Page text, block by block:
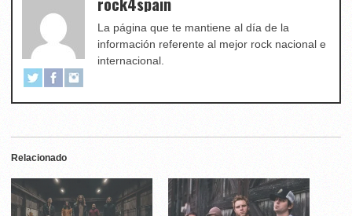
La página que te mantiene al día de la
información referente al mejor rock nacional e
internacional.
Relacionado